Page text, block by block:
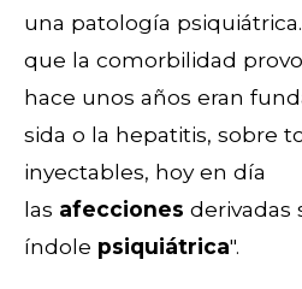
una patología
que la comorbilidad
hace unos años eran
sida o la hepatitis, sobre
inyectables, hoy en día
las afecciones derivadas
índole psiquiátrica".